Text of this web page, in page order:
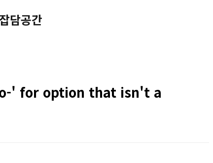
담공간
' for option that isn't a